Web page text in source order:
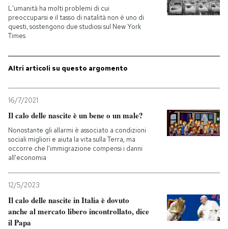
Entra
L'umanità ha molti problemi di cui
preoccuparsi e il tasso di natalità non è uno di
questi, sostengono due studiosi sul New York
Times
Altri articoli su questo argomento
16/7/2021
Il calo delle nascite è un bene o un male?
Nonostante gli allarmi è associato a condizioni
sociali migliori e aiuta la vita sulla Terra, ma
occorre che l'immigrazione compensi i danni
all'economia
12/5/2023
Il calo delle nascite in Italia è dovuto
anche al mercato libero incontrollato, dice
il Papa